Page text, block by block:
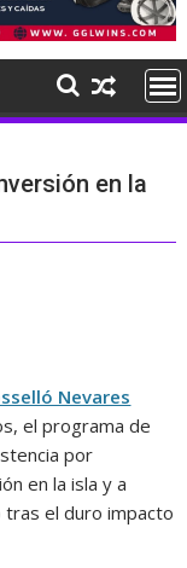
en la
Nevares
el programa de
por
en la isla y a
tras el duro impacto